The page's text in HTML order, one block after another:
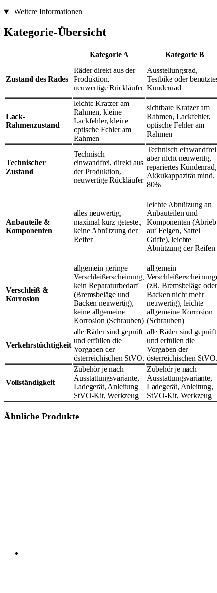
Weitere Informationen
Kategorie-Übersicht
Kategorie A Kategorie B
Zustand des Rades
Räder direkt aus der
Produktion,
neuwertige Rückläufer
Ausstellungsrad,
Testbike oder
Kundenrad
Lack-
Rahmenzustand
leichte Kratzer am
Rahmen, kleine
Lackfehler, kleine
optische Fehler am
Rahmen
sichtbare Kratzer am
Rahmen, Lackfehler,
optische Fehler am
Rahmen
Technischer
Zustand
Technisch
einwandfrei, direkt aus
der Produktion,
neuwertige Rückläufer
Technisch
aber nicht neuwertig,
repariertes Kundenrad,
Akkukappazität mind.
80%
Anbauteile &
Komponenten
alles neuwertig,
maximal kurz getestet,
keine Abnützung der
Reifen
leichte Abnützung an
Anbauteilen und
Komponenten (Abrieb
auf Felgen, Sattel,
Griffe), leichte
Abnützung der Reifen
Verschleiß &
Korrosion
allgemein geringe
Verschleißerscheinung,
kein Reparaturbedarf
(Bremsbeläge und
Backen neuwertig),
keine allgemeine
Korrosion (Schrauben)
allgemein
(zB. Bremsbeläge oder
Backen nicht mehr
neuwertig), leichte
allgemeine Korrosion
(Schrauben)
Verkehrstüchtigkeit
alle Räder sind geprüft
und erfüllen die
Vorgaben der
österreichischen StVO.
alle Räder sind geprüft
und erfüllen die
Vorgaben der
österreichischen StVO.
Vollständigkeit
Zubehör je nach
Ausstattungsvariante,
Ladegerät, Anleitung,
StVO-Kit, Werkzeug
Zubehör je nach
Ausstattungsvariante,
Ladegerät, Anleitung,
StVO-Kit, Werkzeug
Ähnliche Produkte